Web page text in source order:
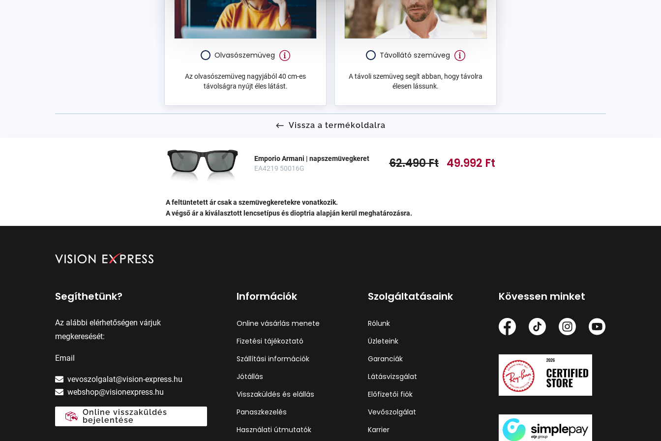
Olvasószemüveg
Az olvasószemüveg nagyjából 40 cm-es
távolságra nyújt éles látást.
Távollátó szemüveg
A távoli szemüveg segít abban, hogy távolra
élesen lássunk.
Vissza a termékoldalra
Emporio Armani | napszemüvegkeret
EA4219 50016G
49.992 Ft
62.490 Ft
A feltüntetett ár csak a szemüvegkeretekre vonatkozik.
A végső ár a kiválasztott lencsetípus és dioptria alapján kerül meghatározásra.
Segíthetünk?
Az alábbi elérhetőségen várjuk
megkeresését:
Email
vevoszolgalat@vision-express.hu
webshop@visionexpress.hu
Online visszaküldés
bejelentése
Információk
Online vásárlás menete
Fizetési tájékoztató
Szállítási információk
Jótállás
Visszaküldés és elállás
Panaszkezelés
Használati útmutatók
Szolgáltatásaink
Rólunk
Üzleteink
Garanciák
Látásvizsgálat
Előfizetői fiók
Vevőszolgálat
Karrier
Kövessen minket